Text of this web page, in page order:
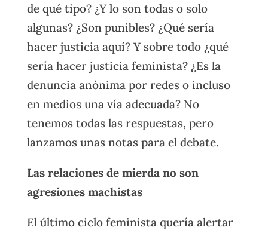
de qué tipo? ¿Y lo son todas o solo
algunas? ¿Son punibles? ¿Qué sería
hacer justicia aquí? Y sobre todo ¿qué
sería hacer justicia feminista? ¿Es la
denuncia anónima por redes o incluso
en medios una vía adecuada? No
tenemos todas las respuestas, pero
lanzamos unas notas para el debate.
Las relaciones de mierda no son
agresiones machistas
El último ciclo feminista quería alertar